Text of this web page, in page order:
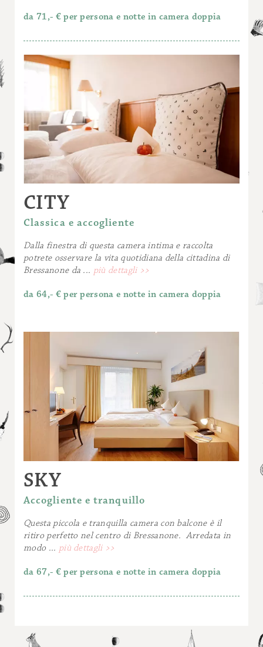
Noleggio di accappatoi € 5 (gratuito con la
40 a persona
Animali domestici (a partire da € 10) sono
ammessi solo nelle camere con balcone
Massaggi e trattamenti SPA o di bellezza
da 71,- € per persona e notte in camera doppia
CITY
Classica e accogliente
Dalla finestra di questa camera intima e raccolta
potrete osservare la vita quotidiana della cittadina di
Bressanone da ... più dettagli >>
da 64,- € per persona e notte in camera doppia
SKY
Accogliente e tranquillo
Questa piccola e tranquilla camera con balcone è il
ritiro perfetto nel centro di Bressanone. Arredata in
modo ... più dettagli >>
da 67,- € per persona e notte in camera doppia